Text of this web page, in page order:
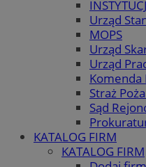
Urząd
MOPS
Urząd
Urząd
Komenda
Straż
Sąd
KATALOG FIRM
KATALOG FIRM